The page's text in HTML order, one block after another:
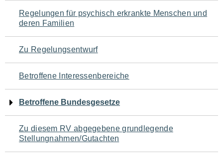
Navigation
für
den
Seiteninhalt
Regelungen für psychisch erkrankte Menschen und
deren Familien
Zu Regelungsentwurf
Betroffene Interessenbereiche
Betroffene Bundesgesetze
Zu diesem RV abgegebene grundlegende
Stellungnahmen/Gutachten